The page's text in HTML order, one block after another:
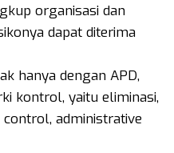
organisasi dan
dapat diterima
hanya dengan APD,
kontrol, yaitu eliminasi,
administrative